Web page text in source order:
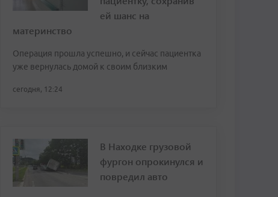
ей шанс на
материнство
Операция прошла успешно, и сейчас пациентка
уже вернулась домой к своим близким
сегодня, 12:24
В Находке грузовой
фургон опрокинулся и
повредил авто